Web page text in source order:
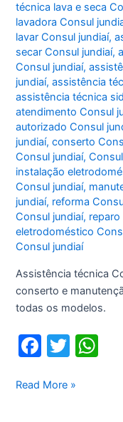
técnica lava e seca
lavadora Consul
lavar Consul jundiaí,
secar Consul jundiaí,
Consul jundiaí,
jundiaí,assistência
assistência técnica
atendimento Consul
autorizado Consul
jundiaí,conserto
Consul jundiaí,
instalação
Consul jundiaí,
jundiaí, reforma
Consul jundiaí,
eletrodoméstico
Consul jundiaí
Assistência técnica
conserto e
todas os modelos.
F
c
T
itt
Assistência
Read More »